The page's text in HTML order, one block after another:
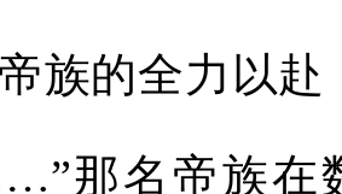
族的全力以
那名帝族在